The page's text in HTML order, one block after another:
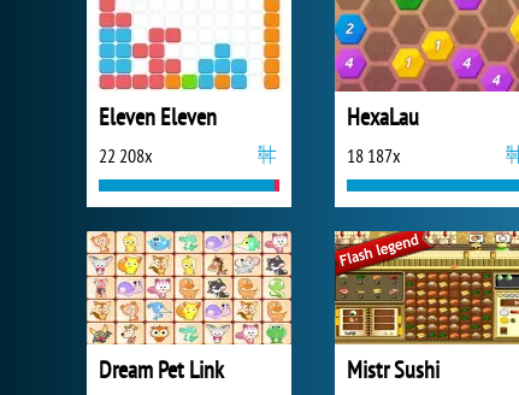
Eleven Eleven
22 208x
HexaLau
18 187x
Dream Pet Link Mistr Sushi